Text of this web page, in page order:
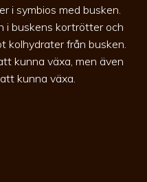
i symbios med busken.
i buskens kortrötter och
kolhydrater från busken.
kunna växa, men även
kunna växa.